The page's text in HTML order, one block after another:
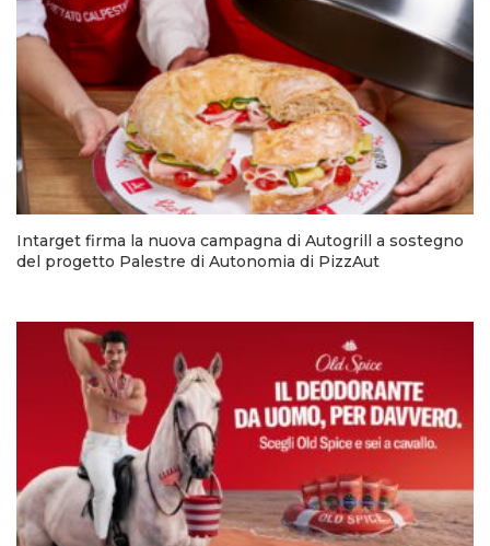
Intarget firma la nuova campagna di Autogrill a sostegno
del progetto Palestre di Autonomia di PizzAut